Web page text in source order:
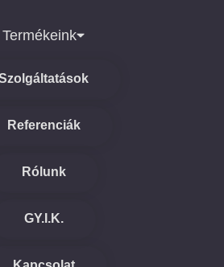
Termékeink
Referenciák
Rólunk
GY.I.K.